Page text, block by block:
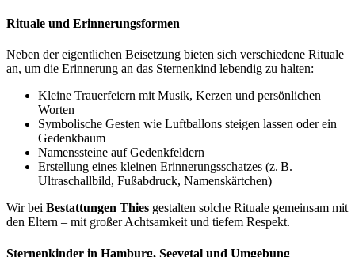
Rituale und Erinnerungsformen
Neben der eigentlichen Beisetzung bieten sich verschiedene Rituale
an, um die Erinnerung an das Sternenkind lebendig zu halten:
Kleine Trauerfeiern mit Musik, Kerzen und persönlichen
Worten
Symbolische Gesten wie Luftballons steigen lassen oder ein
Gedenkbaum
Namenssteine auf Gedenkfeldern
Erstellung eines kleinen Erinnerungsschatzes (z. B.
Ultraschallbild, Fußabdruck, Namenskärtchen)
Wir bei Bestattungen Thies gestalten solche Rituale gemeinsam mit
den Eltern – mit großer Achtsamkeit und tiefem Respekt.
Sternenkinder in Hamburg, Seevetal und Umgebung